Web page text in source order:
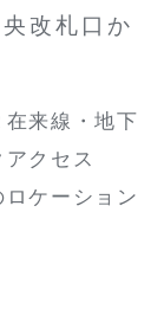
改札口か
来線・地下
クセス
ケーション